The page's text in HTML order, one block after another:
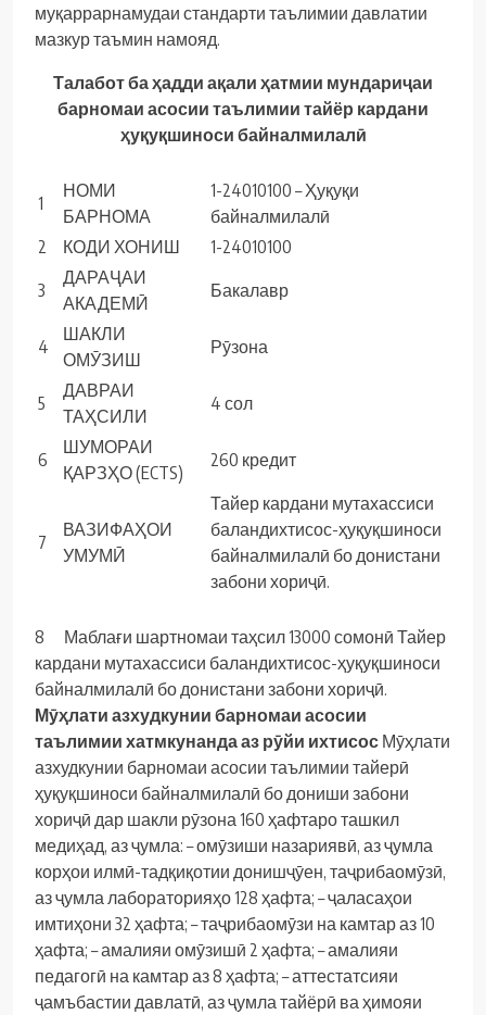
муқаррарнамудаи стандарти таълимии давлатии
мазкур таъмин намояд.
Талабот ба ҳадди ақали ҳатмии мундариҷаи
барномаи асосии таълимии тайёр кардани
ҳуқуқшиноси байналмилалӣ
1
НОМИ
БАРНОМА
1-24010100 – Ҳуқуқи
байналмилалӣ
2
КОДИ ХОНИШ
1-24010100
3
ДАРАҶАИ
АКАДЕМӢ
Бакалавр
4
ШАКЛИ
ОМӮЗИШ
Рӯзона
5
ДАВРАИ
ТАҲСИЛИ
4 сол
6
ШУМОРАИ
ҚАРЗҲО (ECTS)
260 кредит
7
ВАЗИФАҲОИ
УМУМӢ
Тайер кардани мутахассиси
баландихтисос-ҳуқуқшиноси
байналмилалӣ бо донистани
забони хориҷӣ.
8 Маблағи шартномаи таҳсил 13000 сомонӣ Тайер
кардани мутахассиси баландихтисос-ҳуқуқшиноси
байналмилалӣ бо донистани забони хориҷӣ.
Мӯҳлати азхудкунии барномаи асосии
таълимии хатмкунанда аз рӯйи ихтисос Мӯҳлати
азхудкунии барномаи асосии таълимии тайерӣ
ҳуқуқшиноси байналмилалӣ бо дониши забони
хориҷӣ дар шакли рӯзона 160 ҳафтаро ташкил
медиҳад, аз ҷумла: – омӯзиши назариявӣ, аз ҷумла
корҳои илмӣ-тадқиқотии донишҷӯен, таҷрибаомӯзӣ,
аз ҷумла лабораторияҳо 128 ҳафта; – ҷаласаҳои
имтиҳони 32 ҳафта; – таҷрибаомӯзи на камтар аз 10
ҳафта; – амалияи омӯзишӣ 2 ҳафта; – амалияи
педагогӣ на камтар аз 8 ҳафта; – аттестатсияи
ҷамъбастии давлатӣ, аз ҷумла тайёрӣ ва ҳимояи